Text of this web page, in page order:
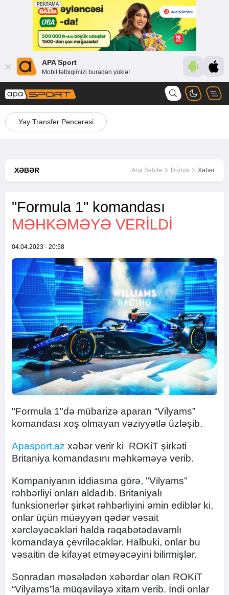
APA Sport
Mobil tətbiqimizi buradan yüklə!
Yay Transfer Pəncərəsi
XƏBƏR Ana Səhifə Dünya Xəbər
"Formula 1" komandası
MƏHKƏMƏYƏ VERILDI
04.04.2023 - 20:58
"Formula 1"də mübarizə aparan “Vilyams”
komandası xoş olmayan vəziyyətlə üzləşib.
Apasport.az xəbər verir ki ROKiT şirkəti
Britaniya komandasını məhkəməyə verib.
Kompaniyanın iddiasına görə, "Vilyams”
rəhbərliyi onları aldadıb. Britaniyalı
funksionerlər şirkət rəhbərliyini əmin ediblər ki,
onlar üçün müəyyən qədər vəsait
xərcləyəcəkləri halda rəqabətədavamlı
komandaya çevriləcəklər. Halbuki, onlar bu
vəsaitin də kifayət etməyəcəyini bilirmişlər.
Sonradan məsələdən xəbərdar olan ROKiT
“Vilyams”la müqaviləyə xitam verib. İndi onlar